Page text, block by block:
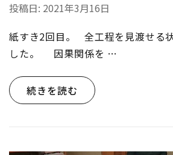
投稿日: 2021年3月16日
紙すき2回目。 全工程を見渡せる
した。 因果関係を …
続きを読む